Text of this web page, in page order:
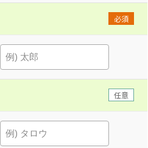
必須
任意